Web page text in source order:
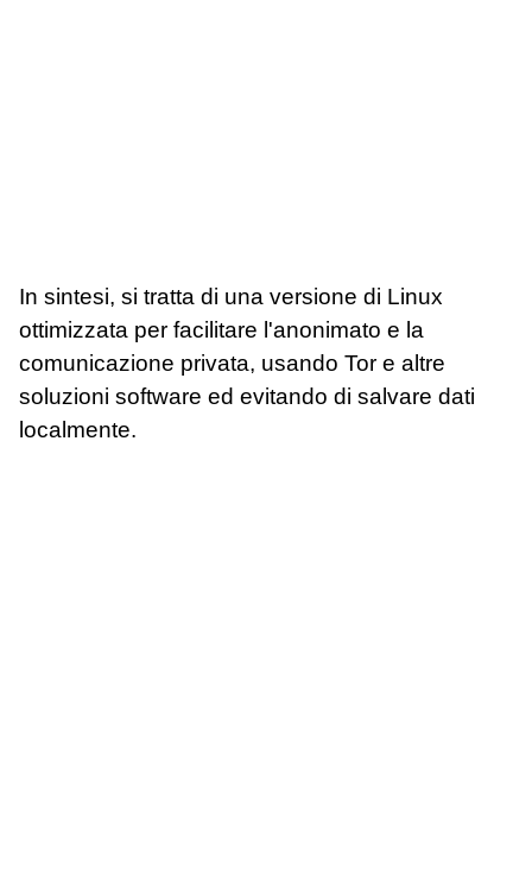
In sintesi, si tratta di una versione di Linux
ottimizzata per facilitare l'anonimato e la
comunicazione privata, usando Tor e altre
soluzioni software ed evitando di salvare dati
localmente.